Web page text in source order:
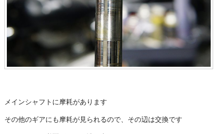
メインシャフトに摩耗があります
その他のギアにも摩耗が見られるので、その辺は交換です